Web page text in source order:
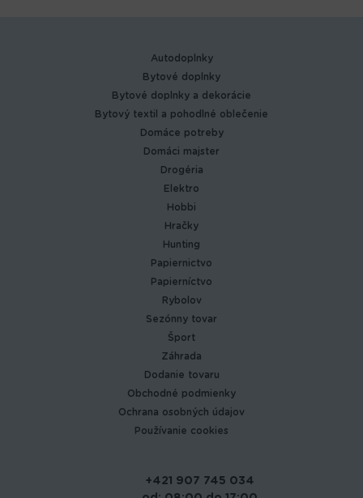
Autodoplnky
Bytové doplnky
Bytové doplnky a dekorácie
Bytový textil a pohodlné oblečenie
Domáce potreby
Domáci majster
Drogéria
Elektro
Hobbi
Hračky
Hunting
Papiernictvo
Papierníctvo
Rybolov
Sezónny tovar
Šport
Záhrada
Dodanie tovaru
Obchodné podmienky
Ochrana osobných údajov
Používanie cookies
+421 907 745 034